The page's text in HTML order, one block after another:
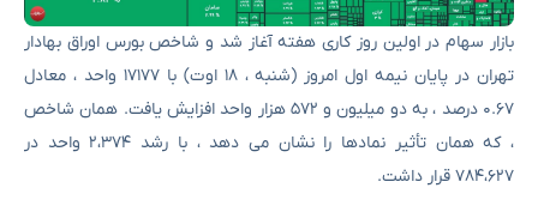
بازار سهام در اولین روز کاری هفته آغاز شد و شاخص بورس اوراق بهادار
تهران در پایان نیمه اول امروز (شنبه ، ۱۸ اوت) با ۱۷۱۷۷ واحد ، معادل
۰.۶۷ درصد ، به دو میلیون و ۵۷۲ هزار واحد افزایش یافت. همان شاخص
، که همان تأثیر نمادها را نشان می دهد ، با رشد ۲،۳۷۴ واحد در
۷۸۴،۶۲۷ قرار داشت.